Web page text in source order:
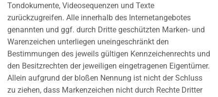
Tondokumente, Videosequenzen und Texte
zurückzugreifen. Alle innerhalb des Internetangebotes
genannten und ggf. durch Dritte geschützten Marken- und
Warenzeichen unterliegen uneingeschränkt den
Bestimmungen des jeweils gültigen Kennzeichenrechts und
den Besitzrechten der jeweiligen eingetragenen Eigentümer.
Allein aufgrund der bloßen Nennung ist nicht der Schluss
zu ziehen, dass Markenzeichen nicht durch Rechte Dritter